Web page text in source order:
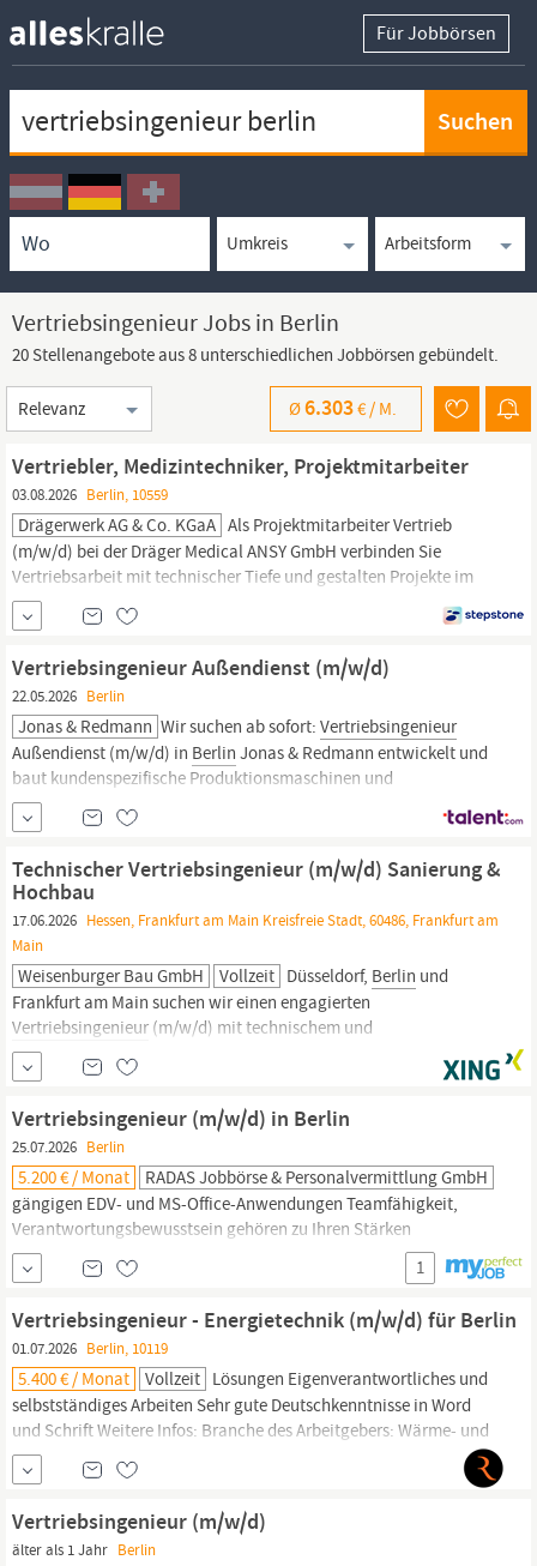
Für Jobbörsen
Ortssuche
Umkreissuche
Arbeitsform
Vertriebsingenieur Jobs in Berlin
20 Stellenangebote aus 8 unterschiedlichen Jobbörsen gebündelt.
Sortierung
Ø6.303€ / M.
Vertriebler, Medizintechniker, Projektmitarbeiter
03.08.2026 Berlin, 10559
Drägerwerk AG & Co. KGaA Als Projektmitarbeiter Vertrieb
(m/w/d) bei der Dräger Medical ANSY GmbH verbinden Sie
Vertriebsarbeit mit technischer Tiefe und gestalten Projekte im
Bereich Laborgastechnik und medizinische
Gasmanagementsysteme aktiv mit. Sie unterstützen den lokalen
bei der Entwicklung und Umsetzung
anspruchsvoller Lösungen.
Vertriebsingenieur Außendienst (m/w/d)
22.05.2026 Berlin
Jonas & Redmann Wir suchen ab sofort: Vertriebsingenieur
Außendienst (m/w/d) in Berlin Jonas & Redmann entwickelt und
baut kundenspezifische Produktionsmaschinen und
Fertigungslinien – von der ersten Idee bis zur Inbetriebnahme. Mit
über 35 Jahren Markterfahrung und mehr als 3.000 realisierten
Anlagen unterstützen wir Kunden u. a. in den Bereichen...
Technischer Vertriebsingenieur (m/w/d) Sanierung &
Hochbau
17.06.2026 Hessen, Frankfurt am Main Kreisfreie Stadt, 60486, Frankfurt am
Main
Weisenburger Bau GmbH Vollzeit Düsseldorf, Berlin und
Frankfurt am Main suchen wir einen engagierten
Vertriebsingenieur (m/w/d) mit technischem und
kaufmännischem Know-how sowie ausgeprägter Vertriebsstärke.
Ihre Aufgaben Akquisition neuer Bauprojekte im Wohnungs- und
Hochbau sowie Aufbau und Pflege von Kundenkontakten
Technische und kaufmännische Beratung von...
Vertriebsingenieur (m/w/d) in Berlin
25.07.2026 Berlin
5.200 € / Monat
RADAS Jobbörse & Personalvermittlung GmbH
gängigen EDV- und MS-Office-Anwendungen Teamfähigkeit,
Verantwortungsbewusstsein gehören zu Ihren Stärken
Bereitschaft zu einer weltweiten Reisetätigkeit Weitere Infos:
Branche des Arbeitgebers: Energieversorgung Beginn der
Tätigkeit: ab sofort (nach Vereinbarung) Arbeitszeit: Vollzeit
Befristung: Unbefristete Beschäftigung Einsatzorte: 10317Berlin
Führungsverantwortung:...
1
Vertriebsingenieur - Energietechnik (m/w/d) für Berlin
01.07.2026 Berlin, 10119
5.400 € / Monat Vollzeit Lösungen Eigenverantwortliches und
selbstständiges Arbeiten Sehr gute Deutschkenntnisse in Word
und Schrift Weitere Infos: Branche des Arbeitgebers: Wärme- und
Kälteversorgung Beginn der Tätigkeit: ab sofort (nach
Vereinbarung) Arbeitszeit: Vollzeit Befristung: Unbefristete
Beschäftigung Einsatzorte: 10119
Keine...
Vertriebsingenieur (m/w/d)
älter als 1 Jahr Berlin